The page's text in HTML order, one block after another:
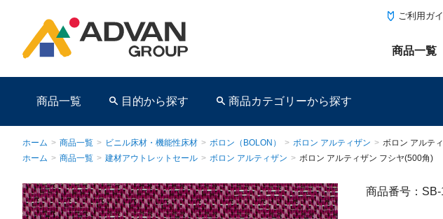
ご利用ガ
商品一覧
商品一覧 目的から探す 商品カテゴリーから探す
商品ページにある「お気に入り登録
ホーム > 商品一覧 > ビニル床材・機能性床材 > ボロン（BOLON） > ボロン アルティザン > ボロン アルテ
ホーム > 商品一覧 > 建材アウトレットセール > ボロン アルティザン > ボロン アルティザン フシヤ(500角)
商品番号：